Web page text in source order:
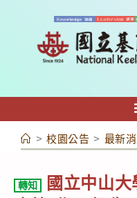
容
> 校園公告 > 最新
轉知
國立中山